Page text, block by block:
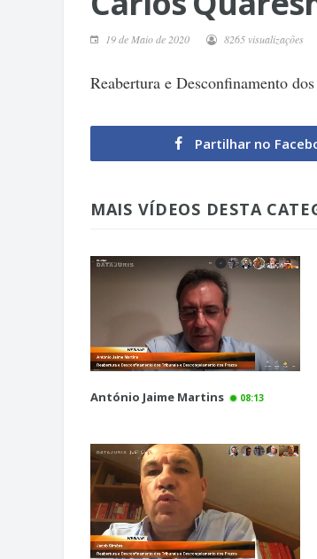
19 de Maio de 2020 8265 visualizações
Reabertura e Desconfinamento
Partilhar no
MAIS VÍDEOS DESTA
António Jaime Martins 08:13